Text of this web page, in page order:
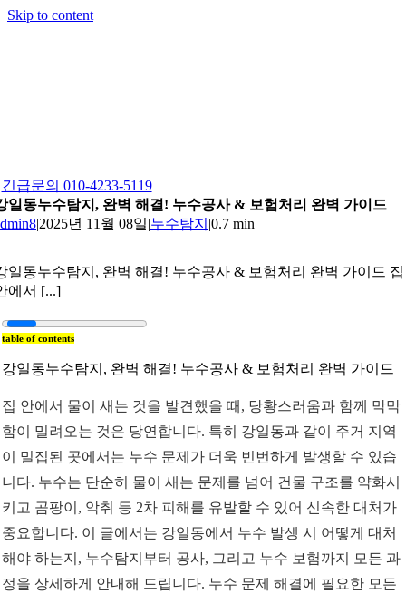
Skip to content
긴급문의 010-4233-5119
일동누수탐지, 완벽 해결! 누수공사 & 보험처리 완벽 가이드
|2025년 11월 08일|누수탐지 |0.7 min|
일동누수탐지, 완벽 해결! 누수공사 & 보험처리 완벽 가이드 집
에서 [...]
table of contents
강일동누수탐지, 완벽 해결! 누수공사 & 보험처리 완벽 가이드
집 안에서 물이 새는 것을 발견했을 때, 당황스러움과 함께 막막
함이 밀려오는 것은 당연합니다. 특히 강일동과 같이 주거 지역
이 밀집된 곳에서는 누수 문제가 더욱 빈번하게 발생할 수 있습
니다. 누수는 단순히 물이 새는 문제를 넘어 건물 구조를 약화시
키고 곰팡이, 악취 등 2차 피해를 유발할 수 있어 신속한 대처가
중요합니다. 이 글에서는 강일동에서 누수 발생 시 어떻게 대처
해야 하는지, 누수탐지부터 공사, 그리고 누수 보험까지 모든 과
정을 상세하게 안내해 드립니다. 누수 문제 해결에 필요한 모든